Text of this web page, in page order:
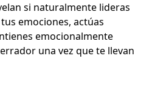
si naturalmente lideras
emociones, actúas
emocionalmente
una vez que te llevan